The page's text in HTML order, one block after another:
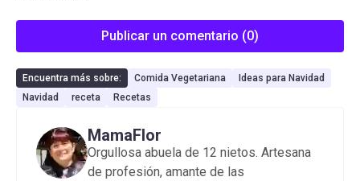
Publicar un comentario (0)
Encuentra más sobre: Comida Vegetariana
Ideas para Navidad
Navidad
receta Recetas
MamaFlor
Orgullosa abuela de 12 nietos. Artesana
de profesión, amante de las